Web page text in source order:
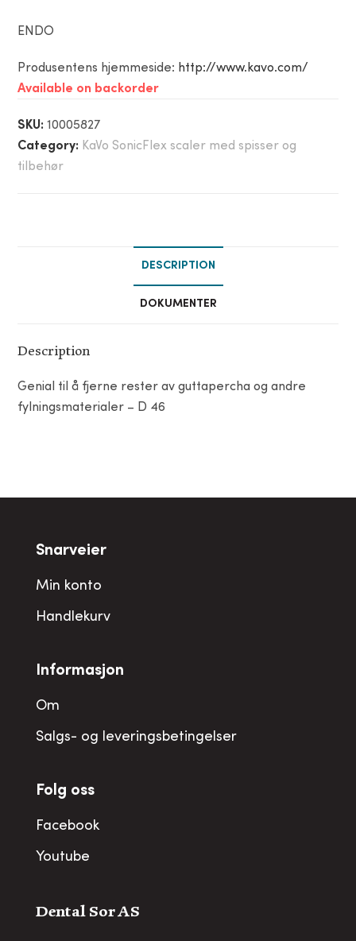
ENDO
Produsentens hjemmeside: http://www.kavo.com/
Available on backorder
SKU:10005827
Category: KaVo SonicFlex scaler med spisser og
tilbehør
DESCRIPTION
DOKUMENTER
Description
Genial til å fjerne rester av guttapercha og andre
fylningsmaterialer – D 46
Snarveier
Min konto
Handlekurv
Informasjon
Om
Salgs- og leveringsbetingelser
Folg oss
Facebook
Youtube
Dental Sor AS